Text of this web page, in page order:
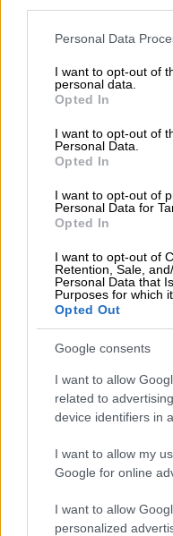
Please note that this
not limited to your visit
grant or deny consent to
use your data for below
consent section.
Personal Data
I want to opt-out of
personal data.
Opted In
I want to opt-out of
Personal Data.
Opted In
I want to opt-out of
Personal Data for
Opted In
I want to opt-out of
Retention, Sale,
Personal Data that
Purposes for which
Opted Out
Google consents
I want to allow
related to
device identifiers in
I want to allow my
Google for online
I want to allow
personalized
κατάταξη
Learn more:
November 3,
καλαθάκι Λήμνου,
11η τη γραβιέρα
κεφαλοτύρι, στην
το λαδοτύρι
κρασοτύρι, στην
μυζήθρα, στην 25η
κοπανιστή, στην
στην 35η η
στην 44η το
Τυρομαλάμα
στην 75η το
Σητείας, στην 81η